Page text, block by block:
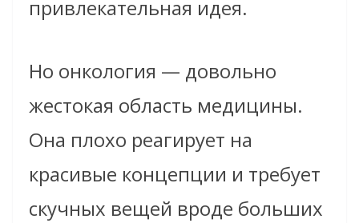
привлекательная идея.
Но онкология — довольно
жестокая область медицины.
Она плохо реагирует на
красивые концепции и требует
скучных вещей вроде больших